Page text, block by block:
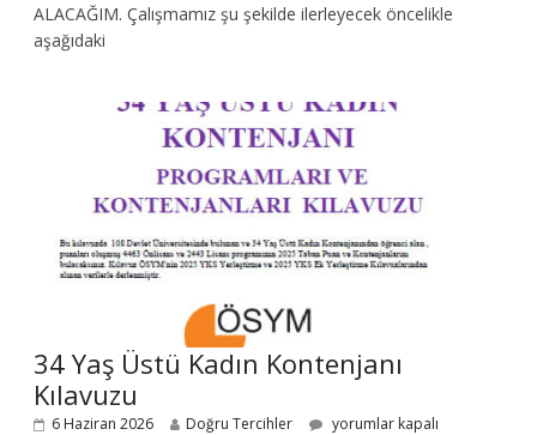
ALACAĞIM. Çalışmamız şu şekilde ilerleyecek öncelikle
aşağıdaki
34 Yaş Üstü Kadın Kontenjanı
Kılavuzu
6 Haziran 2026 Doğru Tercihler yorumlar kapalı